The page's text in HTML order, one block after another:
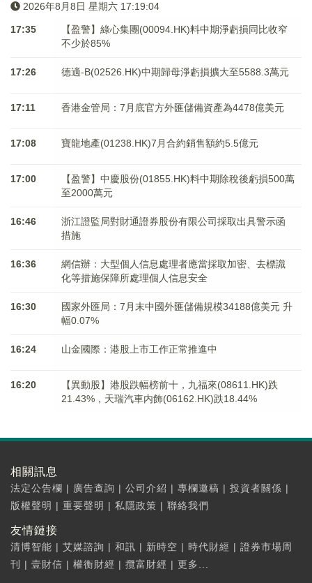
2026年8月8日 星期六 17:19:04
17:35
【盈警】綠心集團(00094.HK)料中期淨虧損同比收窄
不少於85%
17:26 德適-B(02526.HK)中期歸母淨虧損擴大至5588.3萬元
17:11 香港金管局：7月底官方外匯儲備資產為4478億美元
17:08 寶龍地產(01238.HK)7月合約銷售額約5.5億元
17:00
【盈警】中慶股份(01855.HK)料中期除稅後虧損500萬
至2000萬元
16:46
浙江證監局對財通證券股份有限公司採取出具警示函
措施
16:36
網信辦：大型個人信息處理者應當採取加密、去標識
化等措施保障所處理個人信息安全
16:30
國家外匯局：7月末中國外匯儲備規模34188億美元 升
幅0.07%
16:24 山金國際：港股上市工作正常推進中
16:20
【異動股】港股跌幅榜前十，九福來(08611.HK)跌
21.43%，天瑞汽車内飾(06162.HK)跌18.44%
相關訊息
法定公告欄 | 廣告查詢 | 公司介紹 | 專欄邀稿 | 投資者關係 |
版權聲明 | 重要聲明 | 私隱政策 | 聯絡我們
友情鏈接
清博智能 | 艾媒諮詢 | 和訊 | 新時空 | 時代財經 | 證券市場周
刊
| 壹財信 | 權衡財經 | 攬富財經 | 更多...